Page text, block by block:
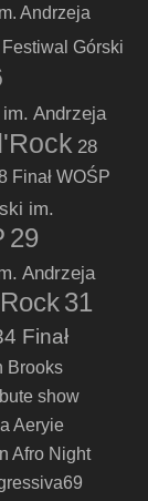
Andrzeja
Festiwal Górski
Andrzeja
28
Finał WOŚP
im.
29
Andrzeja
31
Finał
Brooks
show
Aeryie
Afro Night